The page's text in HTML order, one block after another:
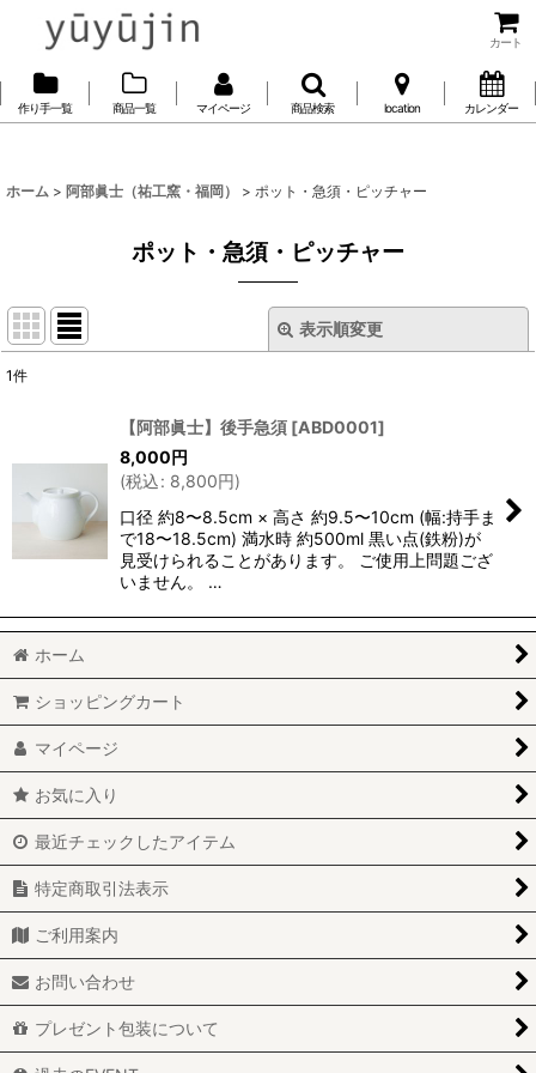
カート
作り手一覧 商品一覧 マイページ 商品検索 location カレンダー
ホーム > 阿部眞士（祐工窯・福岡） > ポット・急須・ピッチャー
ポット・急須・ピッチャー
表示順変更
並び順:
絞り込む
1件
【阿部眞士】後手急須 [ABD0001]
8,000円
(税込: 8,800円)
口径 約8〜8.5cm × 高さ 約9.5〜10cm (幅:持手ま
で18〜18.5cm) 満水時 約500ml 黒い点(鉄粉)が
見受けられることがあります。 ご使用上問題ござ
いません。 …
ホーム
ショッピングカート
マイページ
お気に入り
最近チェックしたアイテム
特定商取引法表示
ご利用案内
お問い合わせ
プレゼント包装について